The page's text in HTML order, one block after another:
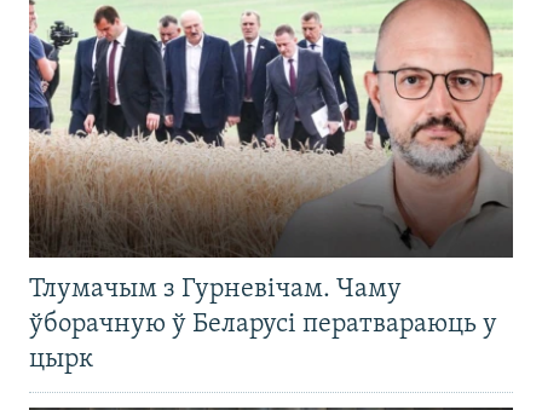
Тлумачым з Гурневічам. Чаму
ўборачную ў Беларусі ператвараюць у
цырк